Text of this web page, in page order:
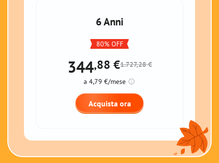
6 Anni
80% OFF
344,88 €1.727,28 €
a 4,79 €/mese
Acquista ora